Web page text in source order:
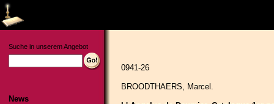
Suche in unserem Angebot
News